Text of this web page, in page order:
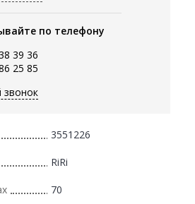
по телефону
39 36
25 85
3551226
RiRi
70